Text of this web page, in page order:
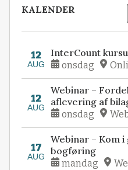
KALENDER
12
AUG
InterCount
onsdag
12
AUG
Webinar –
aflevering af
onsdag
17
AUG
Webinar – Kom
bogføring
mandag